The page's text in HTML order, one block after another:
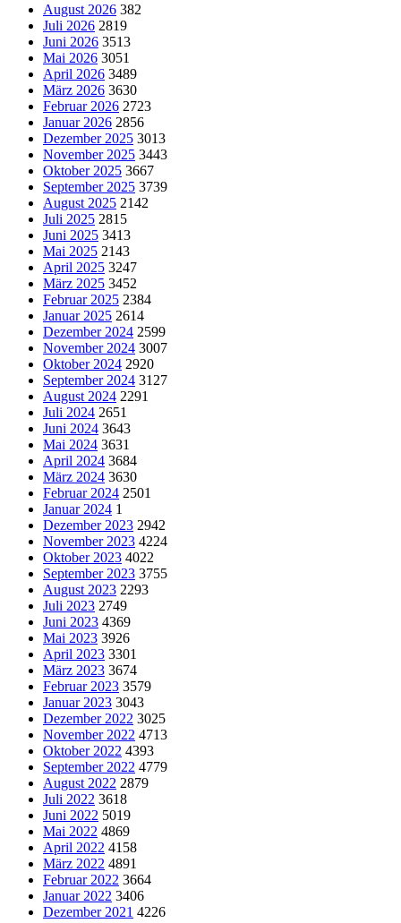
August 2026 382
Juli 2026 2819
Juni 2026 3513
Mai 2026 3051
April 2026 3489
März 2026 3630
Februar 2026 2723
Januar 2026 2856
Dezember 2025 3013
November 2025 3443
Oktober 2025 3667
September 2025 3739
August 2025 2142
Juli 2025 2815
Juni 2025 3413
Mai 2025 2143
April 2025 3247
März 2025 3452
Februar 2025 2384
Januar 2025 2614
Dezember 2024 2599
November 2024 3007
Oktober 2024 2920
September 2024 3127
August 2024 2291
Juli 2024 2651
Juni 2024 3643
Mai 2024 3631
April 2024 3684
März 2024 3630
Februar 2024 2501
Januar 2024 1
Dezember 2023 2942
November 2023 4224
Oktober 2023 4022
September 2023 3755
August 2023 2293
Juli 2023 2749
Juni 2023 4369
Mai 2023 3926
April 2023 3301
März 2023 3674
Februar 2023 3579
Januar 2023 3043
Dezember 2022 3025
November 2022 4713
Oktober 2022 4393
September 2022 4779
August 2022 2879
Juli 2022 3618
Juni 2022 5019
Mai 2022 4869
April 2022 4158
März 2022 4891
Februar 2022 3664
Januar 2022 3406
Dezember 2021 4226